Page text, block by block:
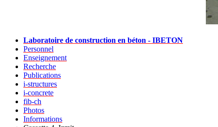
Laboratoire de construction en béton - IBETON
Personnel
Enseignement
Recherche
Publications
i-structures
i-concrete
fib-ch
Photos
Informations